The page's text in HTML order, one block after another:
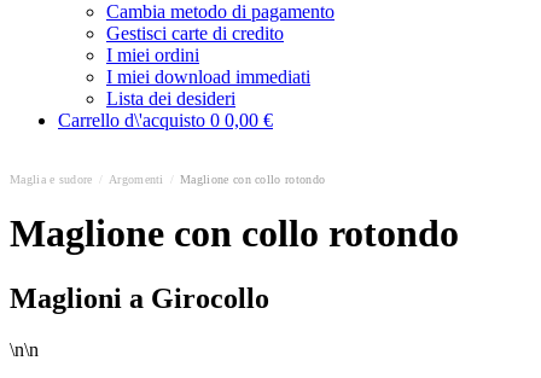
Cambia metodo di pagamento
Gestisci carte di credito
I miei ordini
I miei download immediati
Lista dei desideri
Carrello d\'acquisto 0 0,00 €
Maglia e sudore Argomenti Maglione con collo rotondo
Maglione con collo rotondo
Maglioni a Girocollo
\n\n